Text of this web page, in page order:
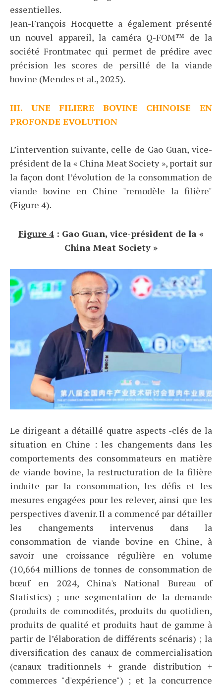
essentielles.
Jean-François Hocquette a également présenté
un nouvel appareil, la caméra Q-FOM™ de la
société Frontmatec qui permet de prédire avec
précision les scores de persillé de la viande
bovine (Mendes et al., 2025).
III. UNE FILIERE BOVINE CHINOISE EN
PROFONDE EVOLUTION
L’intervention suivante, celle de Gao Guan, vice-
président de la « China Meat Society », portait sur
la façon dont l’évolution de la consommation de
viande bovine en Chine "remodèle la filière"
(Figure 4).
Figure 4 : Gao Guan, vice-président de la «
China Meat Society »
Le dirigeant a détaillé quatre aspects -clés de la
situation en Chine : les changements dans les
comportements des consommateurs en matière
de viande bovine, la restructuration de la filière
induite par la consommation, les défis et les
mesures engagées pour les relever, ainsi que les
perspectives d'avenir. Il a commencé par détailler
les changements intervenus dans la
consommation de viande bovine en Chine, à
savoir une croissance régulière en volume
(10,664 millions de tonnes de consommation de
bœuf en 2024, China's National Bureau of
Statistics) ; une segmentation de la demande
(produits de commodités, produits du quotidien,
produits de qualité et produits haut de gamme à
partir de l’élaboration de différents scénaris) ; la
diversification des canaux de commercialisation
(canaux traditionnels + grande distribution +
commerces "d'expérience") ; et la concurrence